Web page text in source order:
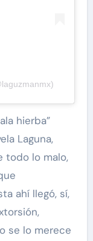
hierba”
Laguna,
todo lo malo,
ahí llegó, sí,
se lo merece